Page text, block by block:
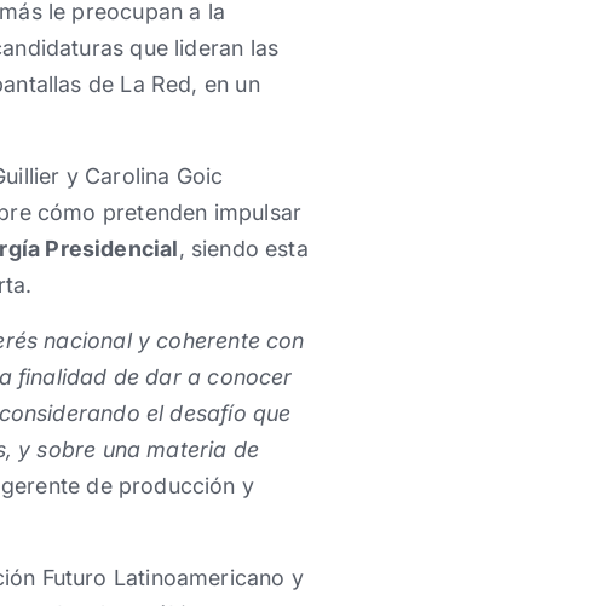
le preocupan a la
que lideran las
de La Red, en un
y Carolina Goic
cómo pretenden impulsar
Presidencial, siendo esta
nacional y coherente con
finalidad de dar a conocer
el desafío que
y sobre una materia de
de producción y
Futuro Latinoamericano y